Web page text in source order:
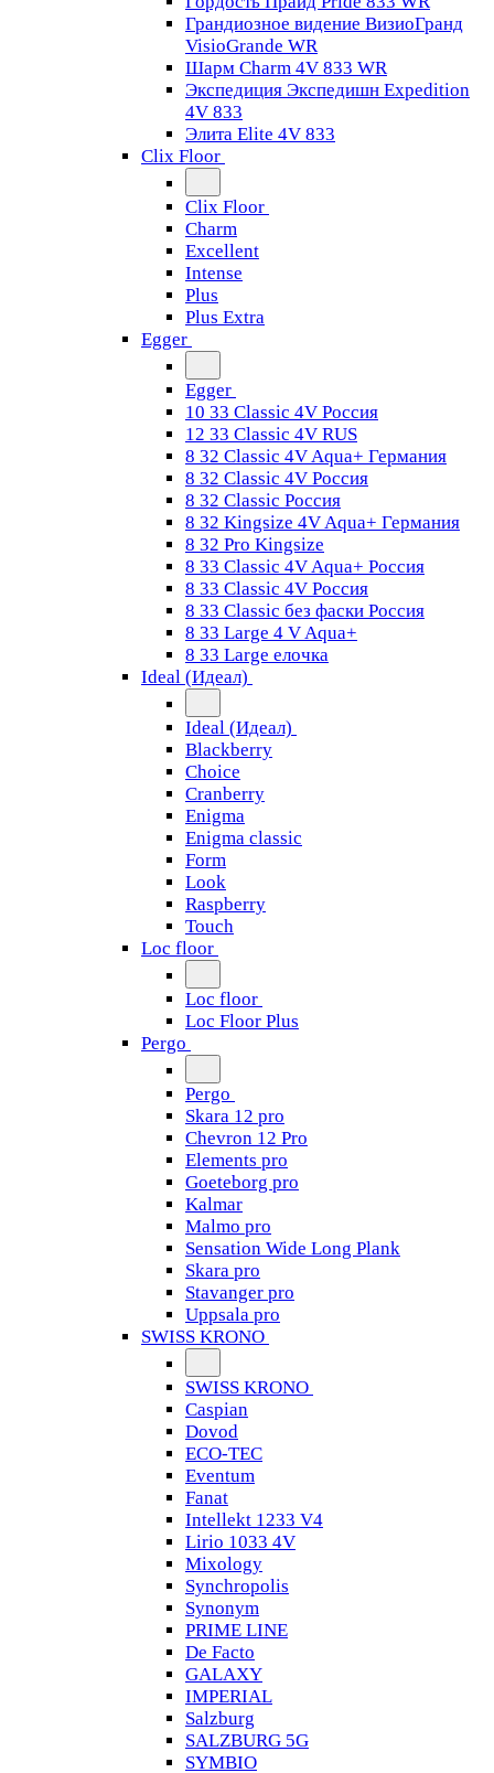
Грандиозное видение ВизиоГранд
VisioGrande WR
Шарм Charm 4V 833 WR
Экспедиция Экспедишн Expedition
4V 833
Элита Elite 4V 833
Clix Floor
Clix Floor
Charm
Excellent
Intense
Plus
Plus Extra
Egger
Egger
10 33 Classic 4V Россия
12 33 Classic 4V RUS
8 32 Classic 4V Aqua+ Германия
8 32 Classic 4V Россия
8 32 Classic Россия
8 32 Kingsize 4V Aqua+ Германия
8 32 Pro Kingsize
8 33 Classic 4V Aqua+ Россия
8 33 Classic 4V Россия
8 33 Classic без фаски Россия
8 33 Large 4 V Aqua+
8 33 Large елочка
Ideal (Идеал)
Ideal (Идеал)
Blackberry
Choice
Cranberry
Enigma
Enigma classic
Form
Look
Raspberry
Touch
Loc floor
Loc floor
Loc Floor Plus
Pergo
Pergo
Skara 12 pro
Chevron 12 Pro
Elements pro
Goeteborg pro
Kalmar
Malmo pro
Sensation Wide Long Plank
Skara pro
Stavanger pro
Uppsala pro
SWISS KRONO
SWISS KRONO
Caspian
Dovod
ECO-TEC
Eventum
Fanat
Intellekt 1233 V4
Lirio 1033 4V
Mixology
Synchropolis
Synonym
PRIME LINE
De Facto
GALAXY
IMPERIAL
Salzburg
SALZBURG 5G
SYMBIO